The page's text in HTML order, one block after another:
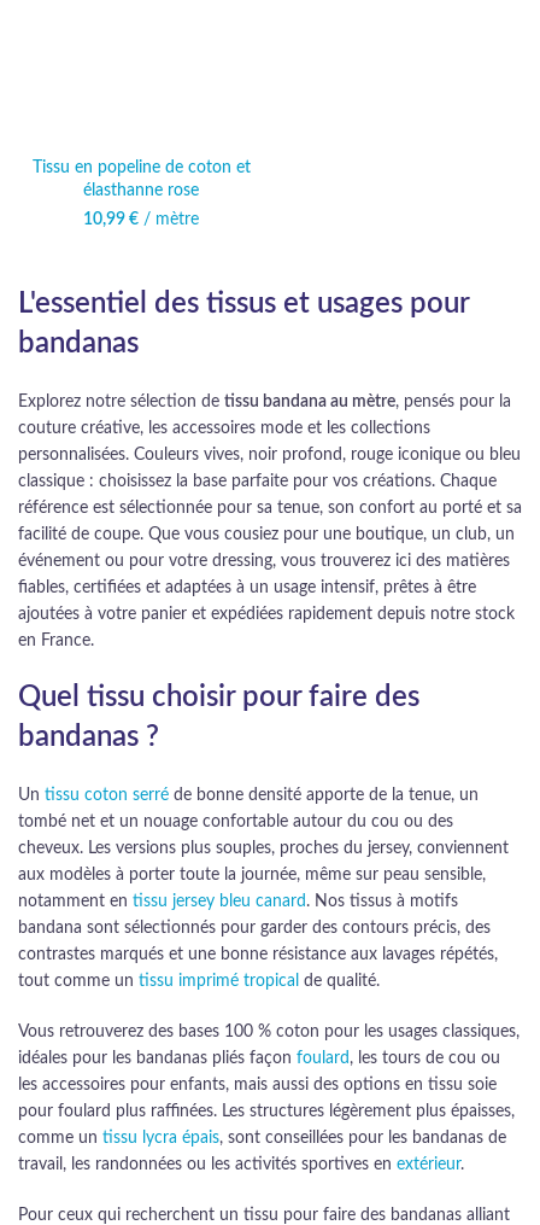
Tissu en popeline de coton et
élasthanne rose
10,99 € / mètre
L'essentiel des tissus et usages pour
bandanas
Explorez notre sélection de tissu bandana au mètre, pensés pour la
couture créative, les accessoires mode et les collections
personnalisées. Couleurs vives, noir profond, rouge iconique ou bleu
classique : choisissez la base parfaite pour vos créations. Chaque
référence est sélectionnée pour sa tenue, son confort au porté et sa
facilité de coupe. Que vous cousiez pour une boutique, un club, un
événement ou pour votre dressing, vous trouverez ici des matières
fiables, certifiées et adaptées à un usage intensif, prêtes à être
ajoutées à votre panier et expédiées rapidement depuis notre stock
en France.
Quel tissu choisir pour faire des
bandanas ?
Un tissu coton serré de bonne densité apporte de la tenue, un
tombé net et un nouage confortable autour du cou ou des
cheveux. Les versions plus souples, proches du jersey, conviennent
aux modèles à porter toute la journée, même sur peau sensible,
notamment en tissu jersey bleu canard . Nos tissus à motifs
bandana sont sélectionnés pour garder des contours précis, des
contrastes marqués et une bonne résistance aux lavages répétés,
tout comme un tissu imprimé tropical de qualité.
Vous retrouverez des bases 100 % coton pour les usages classiques,
idéales pour les bandanas pliés façon foulard , les tours de cou ou
les accessoires pour enfants, mais aussi des options en tissu soie
pour foulard plus raffinées. Les structures légèrement plus épaisses,
comme un tissu lycra épais, sont conseillées pour les bandanas de
travail, les randonnées ou les activités sportives en extérieur.
Pour ceux qui recherchent un tissu pour faire des bandanas alliant